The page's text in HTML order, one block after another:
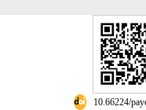
10.66224/